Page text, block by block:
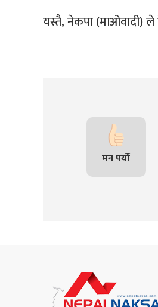
यस्तै, नेकपा (माओवादी) ले
मन पर्यो